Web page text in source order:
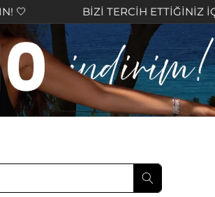
BİZİ TERCİH ETTİĞİNİZ İÇİN